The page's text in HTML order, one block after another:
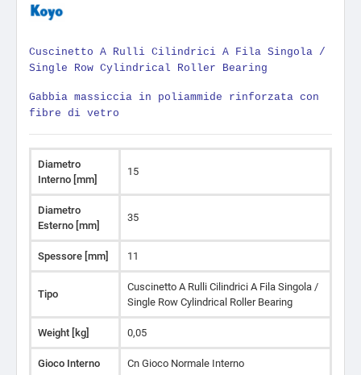
Cuscinetto A Rulli Cilindrici A Fila Singola /
Single Row Cylindrical Roller Bearing
Gabbia massiccia in poliammide rinforzata con
fibre di vetro
Diametro
Interno [mm]
15
Diametro
Esterno [mm]
35
Spessore [mm] 11
Tipo
Cuscinetto A Rulli Cilindrici A Fila Singola /
Single Row Cylindrical Roller Bearing
Weight [kg] 0,05
Gioco Interno Cn Gioco Normale Interno